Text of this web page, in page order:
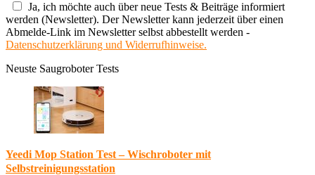
Ja, ich möchte auch über neue Tests & Beiträge informiert
werden (Newsletter). Der Newsletter kann jederzeit über einen
Abmelde-Link im Newsletter selbst abbestellt werden -
Datenschutzerklärung und Widerrufhinweise.
Neuste Saugroboter Tests
Yeedi Mop Station Test – Wischroboter mit
Selbstreinigungsstation